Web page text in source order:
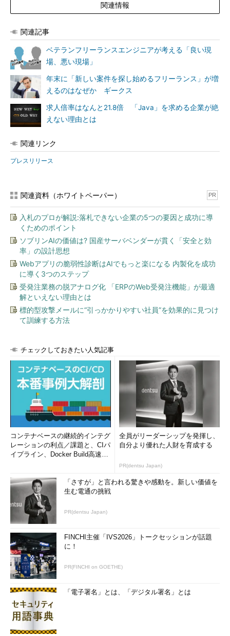
関連情報
関連記事
ベテランフリーランスエンジニアが考える「良い現
場、悪い現場」
年末に「新しい案件を探し始めるフリーランス」が増
えるのはなぜか ギークス
求人倍率はなんと21.8倍 「Java」を求める企業が絶
えない理由とは
関連リンク
プレスリリース
関連資料（ホワイトペーパー） PR
入札のプロが解説:落札できない企業の5つの要因と成功に導
くためのポイント
ソブリンAIの価値は? 国産サーバベンダーが貫く「安全と効
率」の設計思想
Webアプリの脆弱性診断はAIでもっと楽になる 内製化を成功
に導く3つのステップ
受発注業務の脱アナログ化 「ERPのWeb受発注機能」が最適
解といえない理由とは
標的型攻撃メールに“引っかかりやすい社員”を効果的に見つけ
て訓練する方法
チェックしておきたい人気記事
コンテナベースの継続的インテグ
レーションの利点／課題と、CIパ
イプライン、Docker Build高速化
全員がリーダーシップを発揮し、
自分より優れた人財を育成する
PR(dentsu Japan)
「さすが」と言われる驚きや感動を。新しい価値を
生む電通の挑戦
PR(dentsu Japan)
FINCHI主催「IVS2026」トークセッションが話題
に！
PR(FINCHI on GOETHE)
「電子署名」とは、「デジタル署名」とは